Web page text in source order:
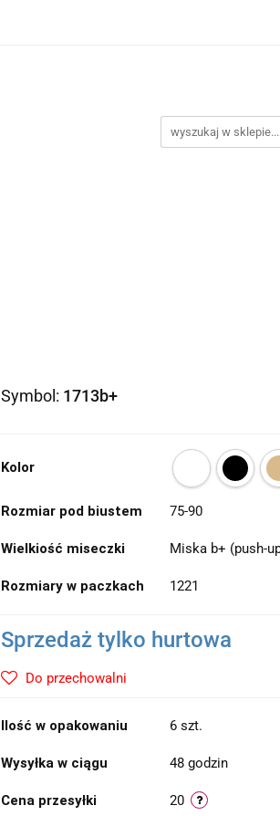
Symbol: 1713b+
Kolor
Rozmiar pod biustem 75-90
Wielkiość miseczki Miska b+ (push-
Rozmiary w paczkach 1221
Sprzedaż tylko hurtowa
Do przechowalni
Ilość w opakowaniu 6 szt.
Wysyłka w ciągu 48 godzin
Cena przesyłki 20